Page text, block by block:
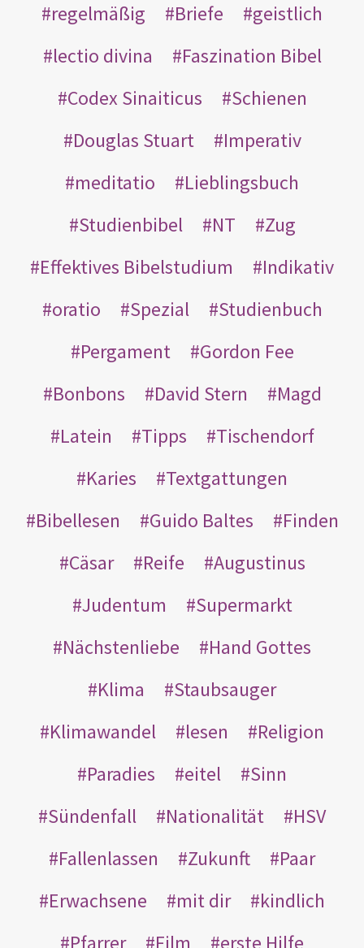
regelmäßig
Briefe
geistlich
lectio divina
Faszination Bibel
Codex Sinaiticus
Schienen
Douglas Stuart
Imperativ
meditatio
Lieblingsbuch
Studienbibel
NT
Zug
Effektives Bibelstudium
Indikativ
oratio
Spezial
Studienbuch
Pergament
Gordon Fee
Bonbons
David Stern
Magd
Latein
Tipps
Tischendorf
Karies
Textgattungen
Bibellesen
Guido Baltes
Finden
Cäsar
Reife
Augustinus
Judentum
Supermarkt
Nächstenliebe
Hand Gottes
Klima
Staubsauger
Klimawandel
lesen
Religion
Paradies
eitel
Sinn
Sündenfall
Nationalität
HSV
Fallenlassen
Zukunft
Paar
Erwachsene
mit dir
kindlich
Pfarrer
Film
erste Hilfe